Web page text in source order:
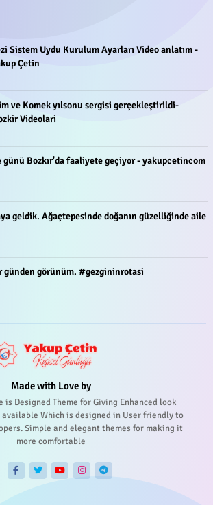
Sistem Uydu Kurulum Ayarları Video anlatım -
Çetin
ve Komek yılsonu sergisi gerçekleştirildi-
Videolari
günü Bozkır'da faaliyete geçiyor - yakupcetincom
geldik. Ağaçtepesinde doğanın güzelliğinde aile
günden görünüm. #gezgininrotasi
Made with Love by
is Designed Theme for Giving Enhanced look
available Which is designed in User friendly to
Simple and elegant themes for making it
more comfortable